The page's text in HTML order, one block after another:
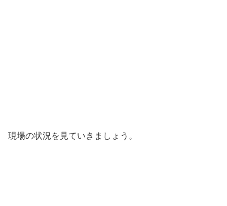
現場の状況を見ていきましょう。